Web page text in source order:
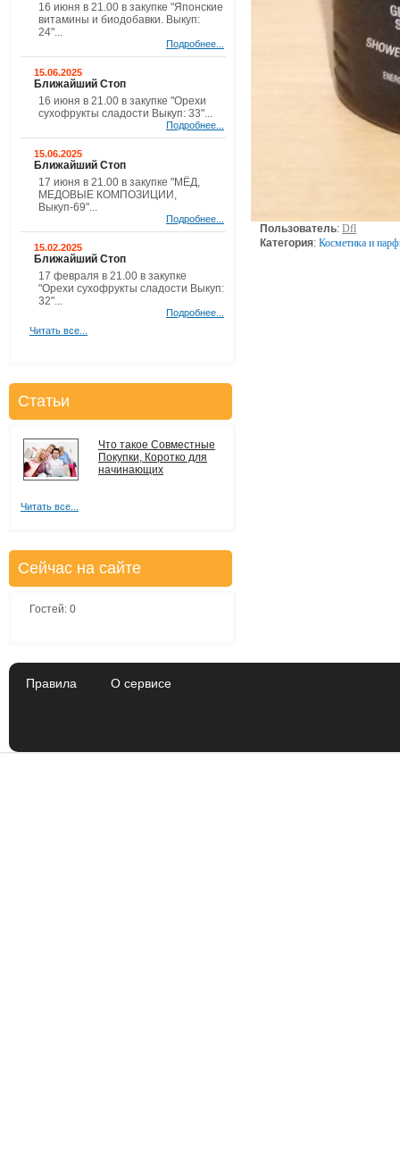
Пользователь: Dfl
Категория: Косметика и
16 июня в 21.00 в закупке "Японские
витамины и биодобавки. Выкуп:
24"...
Подробнее...
15.06.2025
Ближайший Стоп
16 июня в 21.00 в закупке "Орехи
сухофрукты сладости Выкуп: 33"...
Подробнее...
15.06.2025
Ближайший Стоп
17 июня в 21.00 в закупке "МЁД,
МЕДОВЫЕ КОМПОЗИЦИИ,
Выкуп-69"...
Подробнее...
15.02.2025
Ближайший Стоп
17 февраля в 21.00 в закупке
"Орехи сухофрукты сладости Выкуп:
32"...
Подробнее...
Читать все...
Статьи
Что такое Совместные
Покупки, Коротко для
начинающих
Читать все...
Сейчас на сайте
Гостей: 0
Правила О сервисе